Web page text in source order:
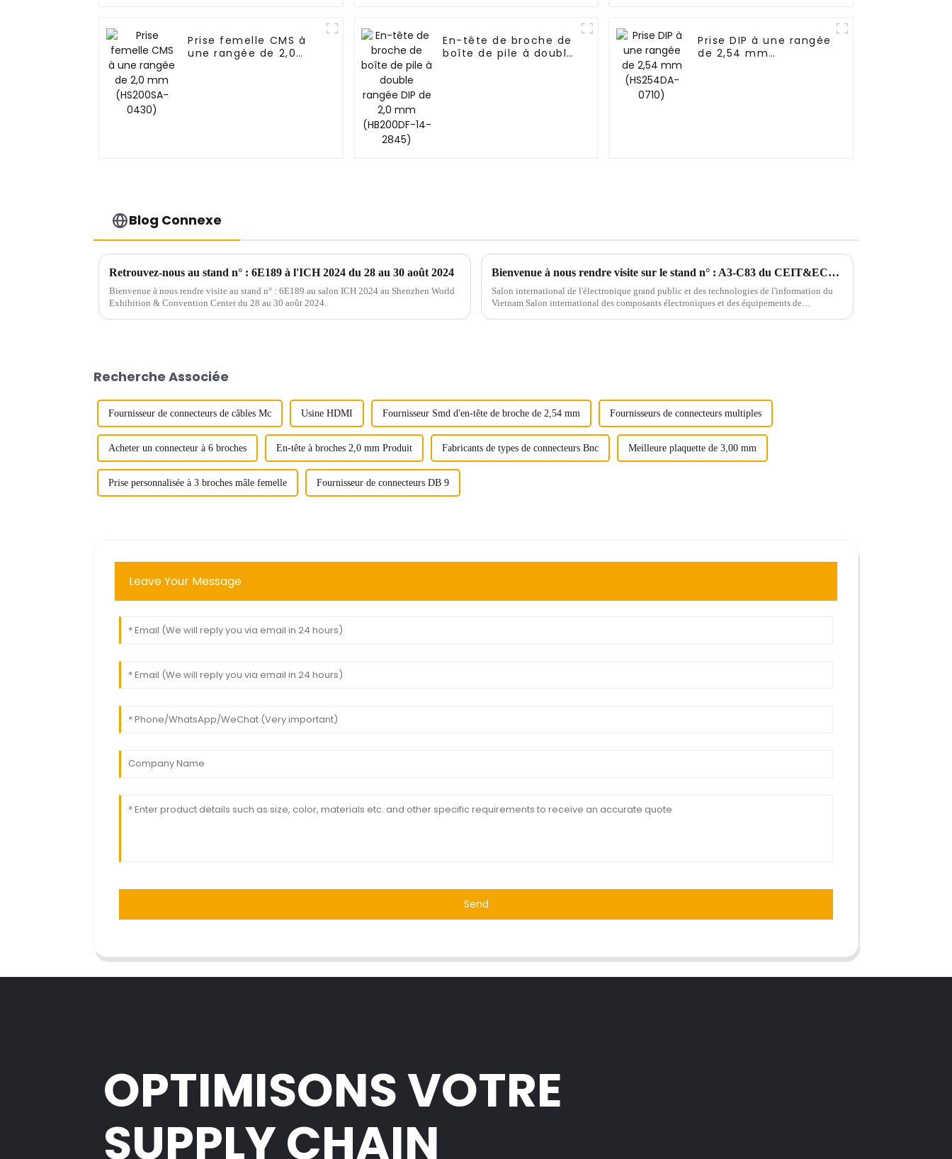
Prise femelle CMS à
une rangée de 2,0
En-tête de broche de
boîte de pile à double
Prise DIP à une rangée
de 2,54 mm
Blog Connexe
Retrouvez-nous au stand n° : 6E189 à l'ICH 2024 du 28 au 30 août 2024
Bienvenue à nous rendre visite au stand n° : 6E189 au salon ICH 2024 au Shenzhen World
Exhibition & Convention Center du 28 au 30 août 2024.
Bienvenue à nous rendre visite sur le stand n° : A3-C83 du CEIT&ECPE du 10 au 12 juillet à SKEXPO de Ho Chi Minh Ville du Vietnam
Salon international de l'électronique grand public et des technologies de l'information du
Vietnam Salon international des composants électroniques et des équipements de
Recherche Associée
Fournisseur de connecteurs de câbles Mc Usine HDMI Fournisseur Smd d'en-tête de broche de 2,54 mm Fournisseurs de connecteurs multiples
Acheter un connecteur à 6 broches En-tête à broches 2,0 mm Produit Fabricants de types de connecteurs Bnc Meilleure plaquette de 3,00 mm
Prise personnalisée à 3 broches mâle femelle Fournisseur de connecteurs DB 9
Leave Your Message
Send
OPTIMISONS VOTRE
SUPPLY CHAIN